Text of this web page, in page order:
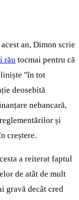
an, Dimon scrie
rău tocmai pentru că
liniște "în tot
deosebită
nebancară,
și
creștere.
a reiterat faptul
de atât de mult
gravă decât cred